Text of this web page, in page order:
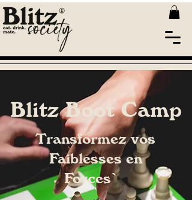
Blitz Boot Camp
Transformez vos
Faiblesses en
Forces`